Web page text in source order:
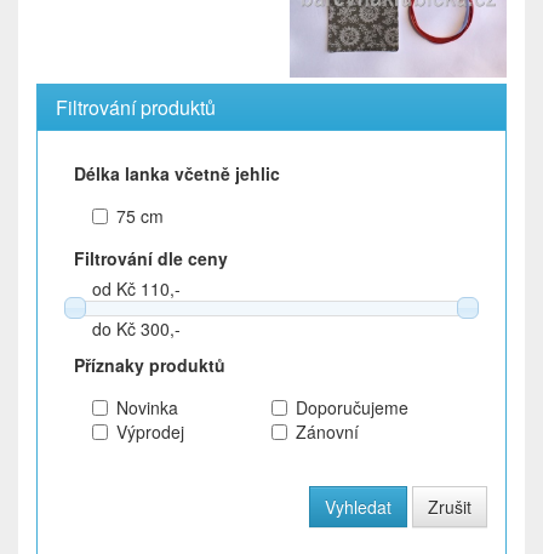
Filtrování produktů
Délka lanka včetně jehlic
75 cm
Filtrování dle ceny
od Kč 110,-
do Kč 300,-
Příznaky produktů
Novinka
Doporučujeme
Výprodej
Zánovní